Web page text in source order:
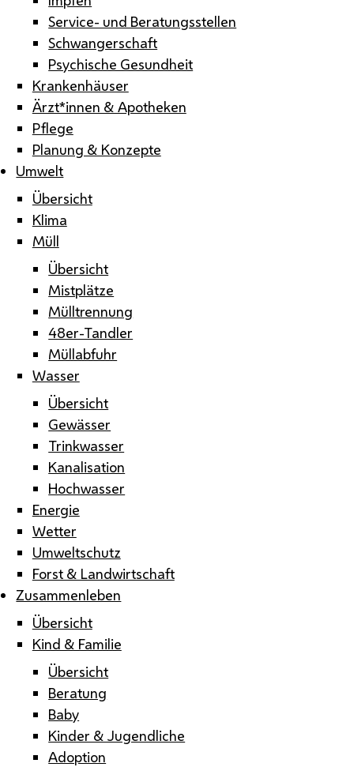
Service- und Beratungsstellen
Schwangerschaft
Psychische Gesundheit
Krankenhäuser
Ärzt*innen & Apotheken
Pflege
Planung & Konzepte
Umwelt
Übersicht
Klima
Müll
Übersicht
Mistplätze
Mülltrennung
48er-Tandler
Müllabfuhr
Wasser
Übersicht
Gewässer
Trinkwasser
Kanalisation
Hochwasser
Energie
Wetter
Umweltschutz
Forst & Landwirtschaft
Zusammenleben
Übersicht
Kind & Familie
Übersicht
Beratung
Baby
Kinder & Jugendliche
Adoption